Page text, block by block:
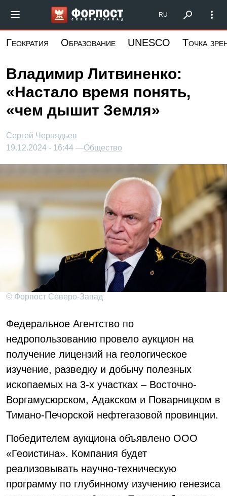
основному
Форпост Северо-Запад
RU
Геократия Образование UNESCO Точка
Владимир Литвиненко:
«Настало время понять,
«чем дышит Земля»
Сергей Чернядьев
19.12.2024 - 16:44 —Общество
© Форпост Северо-Запад
Федеральное Агентство по
недропользованию провело аукцион на
получение лицензий на геологическое
изучение, разведку и добычу полезных
ископаемых на 3-х участках – Восточно-
Воргамусюрском, Адакском и Поварницком в
Тимано-Печорской нефтегазовой провинции.
Победителем аукциона объявлено ООО
«Геоистина». Компания будет
реализовывать научно-техническую
программу по глубинному изучению генезиса